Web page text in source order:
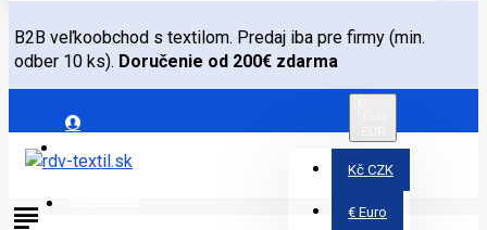
B2B veľkoobchod s textilom. Predaj iba pre firmy (min.
odber 10 ks). Doručenie od 200€ zdarma
Kč CZK
€ Euro